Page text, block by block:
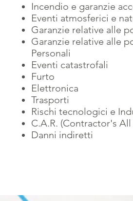
Incendio e garanzie
Eventi atmosferici e
Garanzie relative alle
Garanzie relative alle
Personali
Eventi catastrofali
Furto
Elettronica
Trasporti
Rischi tecnologici e
C.A.R. (Contractor's All
Danni indiretti